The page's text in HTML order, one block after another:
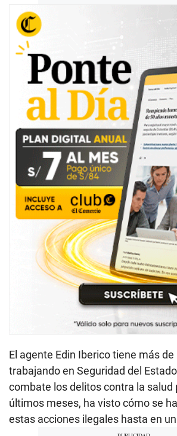
El agente Edin Iberico tiene más de
trabajando en Seguridad del
combate los delitos contra la salud
últimos meses, ha visto cómo se
estas acciones ilegales hasta en un